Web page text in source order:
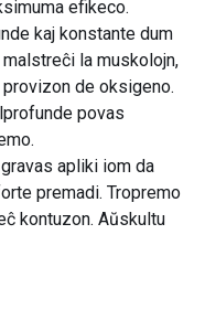
efikeco.
kaj konstante dum
la muskolojn,
de oksigeno.
povas
apliki iom da
premadi. Tropremo
kontuzon. Aŭskultu